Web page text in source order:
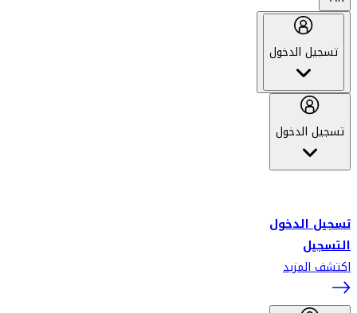
تسجيل الدخول
تسجيل الدخول
تسجيل الدخول
التسجيل
اكتشف المزيد